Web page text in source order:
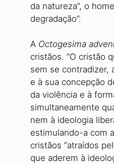
da natureza”, o
degradação”.
A Octogesima
cristãos. “O cristão
sem se contradizer,
e à sua concepção
da violência e à
simultaneamente
nem à ideologia
estimulando-a com
cristãos “atraídos
que aderem à